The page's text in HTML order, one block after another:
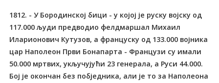
1812. - У Бородинској бици - у којој је руску војску од
117.000 људи предводио фелдмаршал Михаил
Иларионович Кутузов, а француску од 133.000 војника
цар Наполеон Први Бонапарта - Французи су имали
50.000 мртвих, укључујући 23 генерала, а Руси 44.000.
Бој је окончан без побједника, али је то за Наполеона